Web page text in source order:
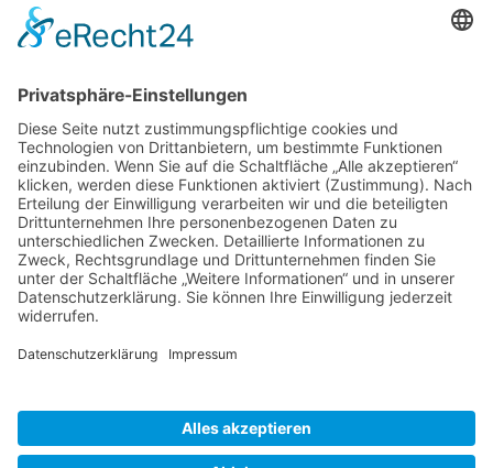
Vorstand und Kontakt
Der Vorstand der Stif­tung besteht aus mindes­
tens zwei und höchs­tens vier Perso­nen. Er führt
die Geschäfte der Stif­tung und vertritt diese
nach innen und außen. Den Vorstand bilden
folgende Perso­nen:
Tele­fon:
Tele­fax:052144708–